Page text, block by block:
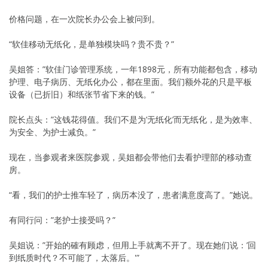
价格问题，在一次院长办公会上被问到。
“软佳移动无纸化，是单独模块吗？贵不贵？”
吴姐答：”软佳门诊管理系统，一年1898元，所有功能都包含，移动
护理、电子病历、无纸化办公，都在里面。我们额外花的只是平板
设备（已折旧）和纸张节省下来的钱。”
院长点头：”这钱花得值。我们不是为’无纸化’而无纸化，是为效率、
为安全、为护士减负。”
现在，当参观者来医院参观，吴姐都会带他们去看护理部的移动查
房。
“看，我们的护士推车轻了，病历本没了，患者满意度高了。”她说。
有同行问：”老护士接受吗？”
吴姐说：”开始的確有顾虑，但用上手就离不开了。现在她们说：’回
到纸质时代？不可能了，太落后。'”